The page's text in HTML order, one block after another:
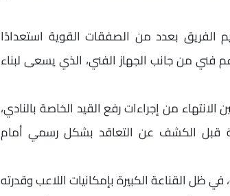
الفريق بعدد من الصفقات القوية استعدادًا
فني من جانب الجهاز الفني، الذي يسعى لبناء
من إجراءات رفع القيد الخاصة بالنادي،
قبل الكشف عن التعاقد بشكل رسمي أمام
ظل القناعة الكبيرة بإمكانيات اللاعب وقدرته